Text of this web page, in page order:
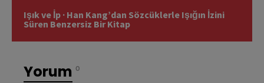
Işık ve İp · Han Kang’dan Sözcüklerle Işığın İzini
Süren Benzersiz Bir Kitap
Yorum 0